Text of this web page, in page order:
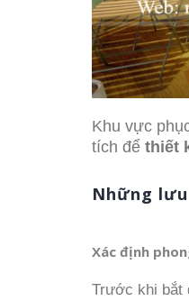
Khu vực
tích để thiết
Những
Xác định
Trước khi bắt